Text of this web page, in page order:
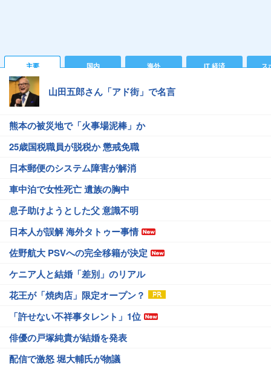
主要 国内 海外 IT 経済 ス
山田五郎さん「アド街」で名言
熊本の被災地で「火事場泥棒」か
25歳国税職員が脱税か 懲戒免職
日本郵便のシステム障害が解消
車中泊で女性死亡 遺族の胸中
息子助けようとした父 意識不明
日本人が誤解 海外タトゥー事情
佐野航大 PSVへの完全移籍が決定
ケニア人と結婚「差別」のリアル
花王が「焼肉店」限定オープン？
「許せない不祥事タレント」1位
俳優の戸塚純貴が結婚を発表
配信で激怒 堀大輔氏が物議